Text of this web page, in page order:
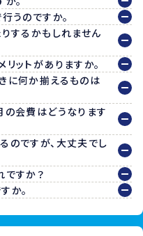
うのですか。
するかもしれません
ットがありますか。
に何か揃えるものは
の会費はどうなります
のですが、大丈夫でし
ですか？
か。